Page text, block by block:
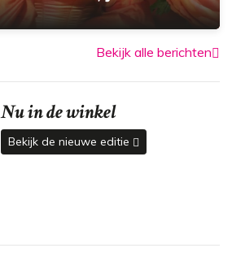
Bekijk alle berichten
Nu in de winkel
Bekijk de nieuwe editie